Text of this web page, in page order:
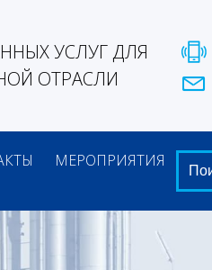
УСЛУГ ДЛЯ
ОТРАСЛИ
МЕРОПРИЯТИЯ